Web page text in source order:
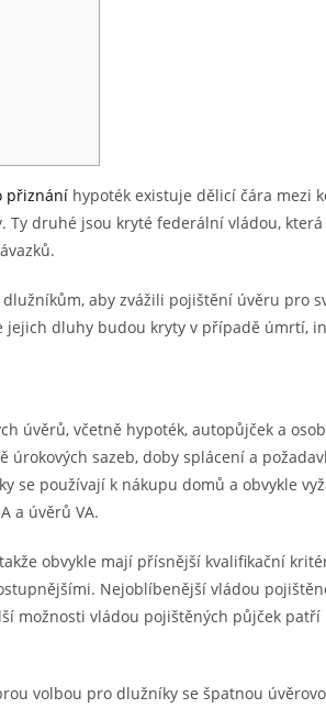
přiznání hypoték existuje dělicí čára mezi
Ty druhé jsou kryté federální vládou,
aby zvážili pojištění úvěru pro
dluhy budou kryty v případě úmrtí,
úvěrů, včetně hypoték, autopůjček a
úrokových sazeb, doby splácení a
se používají k nákupu domů a obvykle
a úvěrů VA.
obvykle mají přísnější kvalifikační
Nejoblíbenější vládou
možnosti vládou pojištěných půjček
volbou pro dlužníky se špatnou